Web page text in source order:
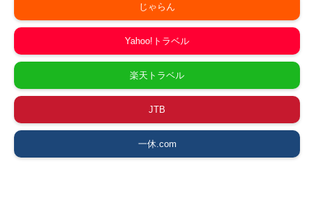
じゃらん
Yahoo!トラベル
楽天トラベル
JTB
一休.com